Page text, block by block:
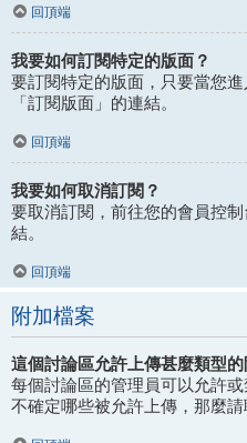
回頂端
我要如何訂閱特定的版面？
要訂閱特定的版面，只要當您
「訂閱版面」的連結。
回頂端
我要如何取消訂閱？
要取消訂閱，前往您的會員控
結。
回頂端
附加檔案
這個討論區允許上傳甚麼類型的
每個討論區的管理員可以允許
不確定哪些被允許上傳，那麼請